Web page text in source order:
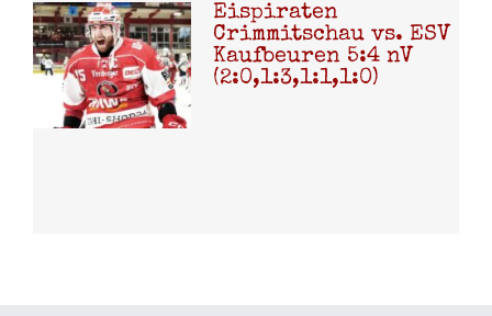
Eispiraten
Crimmitschau vs. ESV
Kaufbeuren 5:4 nV
(2:0,1:3,1:1,1:0)